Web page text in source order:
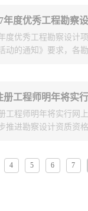
司、青岛鼎汇建设工
勘察设计项目评选活
正的原则组织专家对
，共评出青岛市2017
年度优秀工程勘察
度优秀工程勘察设计
动的通知》要求，各
公开、公平、公正的
岛市2017年度优秀工
期三天。
册工程师明年将实
工程师明年将实行网
推进勘察设计资质资
册工程师将实行网上
4 5 6 7